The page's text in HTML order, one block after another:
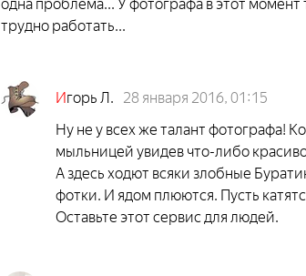
трудно работать...
Игорь Л. 28 января 2016, 01:15
Ну не у всех же талант фотографа!
мыльницей увидев что-либо
А здесь ходют всяки злобные
фотки. И ядом плюются. Пусть
Оставьте этот сервис для людей.